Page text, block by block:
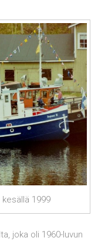
kesällä 1999
joka oli 1960-luvun